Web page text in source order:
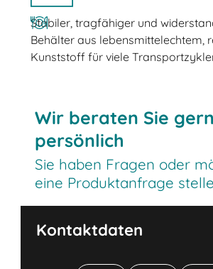
Stabiler, tragfähiger und
Behälter aus lebensmittelechtem,
Kunststoff für viele
Wir beraten Sie
persönlich
Sie haben Fragen oder
eine Produktanfrage
Kontaktdaten